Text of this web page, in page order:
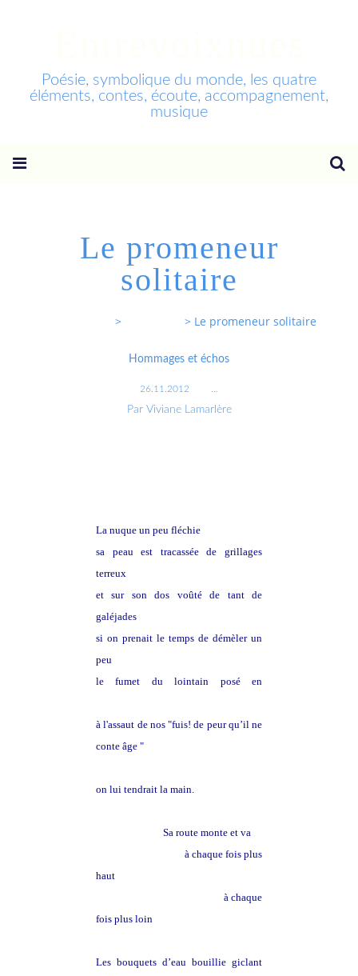
Poésie, symbolique du monde, les quatre
éléments, contes, écoute, accompagnement,
musique
Le promeneur
solitaire
> > Le promeneur solitaire
Hommages et échos
26.11.2012
Par Viviane Lamarlère
La nuque un peu fléchie
sa peau est tracassée de grillages
terreux
et sur son dos voûté de tant de
galéjades
si on prenait le temps de démèler un
peu
le fumet du lointain posé en
à l'assaut de nos "fuis! de peur qu’il ne
conte âge "
on lui tendrait la main.
Sa route monte et va
à chaque fois plus
haut
à chaque
fois plus loin
Les bouquets d’eau bouillie giclant